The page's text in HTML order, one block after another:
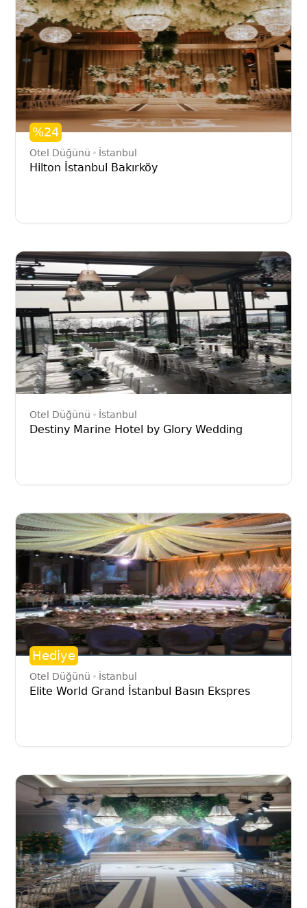
%24
Otel Düğünü İstanbul
Hilton İstanbul Bakırköy
Otel Düğünü İstanbul
Destiny Marine Hotel by Glory Wedding
Hediye
Otel Düğünü İstanbul
Elite World Grand İstanbul Basın Ekspres